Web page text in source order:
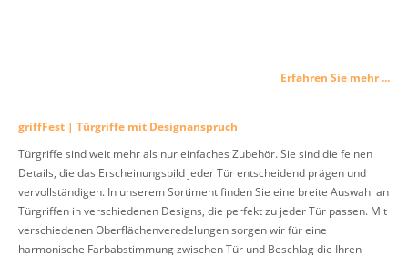
Erfahren Sie mehr ...
griffFest | Türgriffe mit Designanspruch
Türgriffe sind weit mehr als nur einfaches Zubehör. Sie sind die feinen
Details, die das Erscheinungsbild jeder Tür entscheidend prägen und
vervollständigen. In unserem Sortiment finden Sie eine breite Auswahl an
Türgriffen in verschiedenen Designs, die perfekt zu jeder Tür passen. Mit
verschiedenen Oberflächenveredelungen sorgen wir für eine
harmonische Farbabstimmung zwischen Tür und Beschlag die Ihren